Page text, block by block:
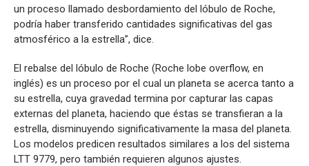
un proceso llamado desbordamiento del lóbulo de Roche,
podría haber transferido cantidades significativas del gas
atmosférico a la estrella”, dice.
El rebalse del lóbulo de Roche (Roche lobe overflow, en
inglés) es un proceso por el cual un planeta se acerca tanto a
su estrella, cuya gravedad termina por capturar las capas
externas del planeta, haciendo que éstas se transfieran a la
estrella, disminuyendo significativamente la masa del planeta.
Los modelos predicen resultados similares a los del sistema
LTT 9779, pero también requieren algunos ajustes.